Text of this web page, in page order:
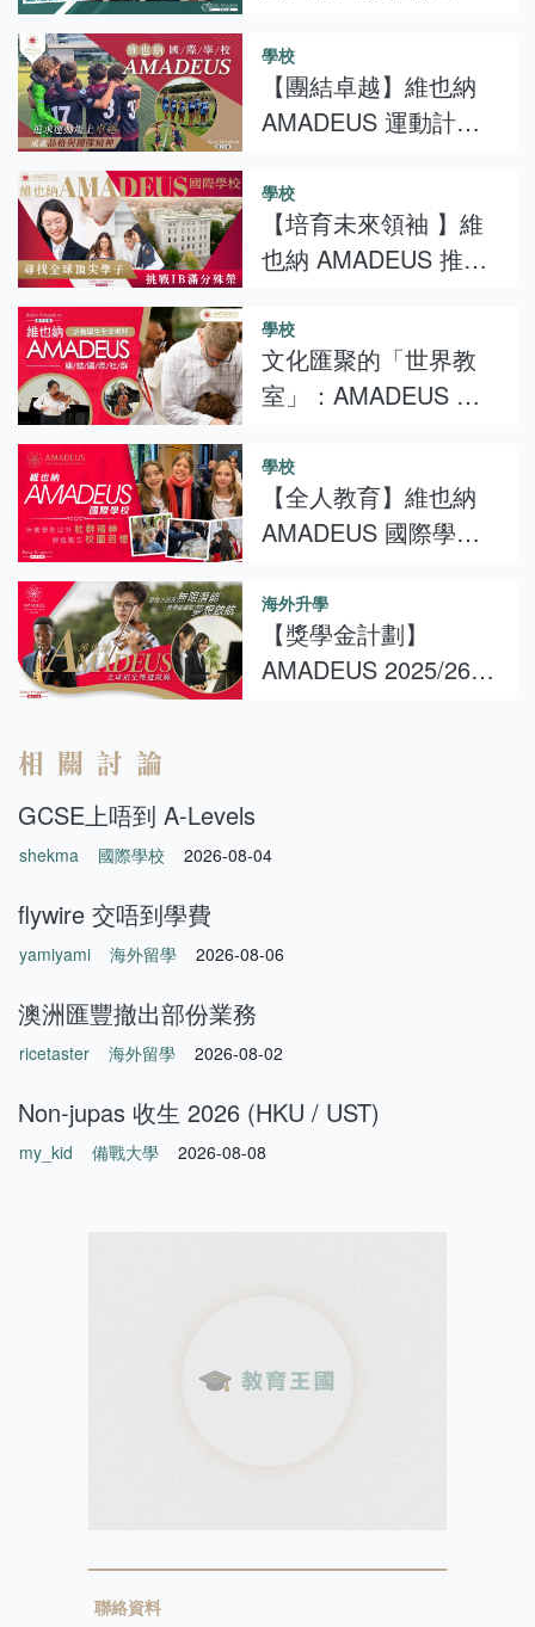
全港提供相關課程的
熱門國際學校名單
學校
【團結卓越】維也納
AMADEUS 運動計
運動家品格
學校
【培育未來領袖 】維
也納 AMADEUS 推出
精英挑戰IB 45分滿
分！
學校
文化匯聚的「世界教
室」：AMADEUS 維
真實見證
學校
【全人教育】維也納
AMADEUS 國際學
讓學習不限於課堂！
海外升學
【獎學金計劃】
AMADEUS 2025/26全
相關討論
GCSE上唔到 A-Levels
shekma 國際學校 2026-08-04
flywire 交唔到學費
yamiyami 海外留學 2026-08-06
澳洲匯豐撤出部份業務
ricetaster 海外留學 2026-08-02
Non-jupas 收生 2026 (HKU / UST)
my_kid 備戰大學 2026-08-08
聯絡資料